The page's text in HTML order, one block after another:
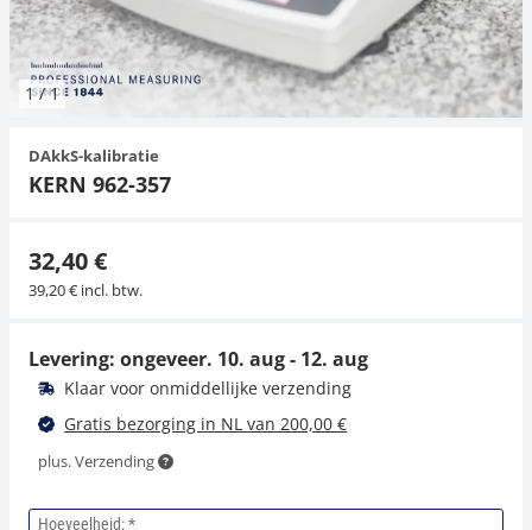
1/1
DAkkS-kalibratie
KERN 962-357
32,40 €
39,20 € incl. btw.
Levering: ongeveer. 10. aug - 12. aug
Klaar voor onmiddellijke verzending
Gratis bezorging in NL van 200,00 €
plus. Verzending
Hoeveelheid:
Hangende weegschalen
Orgelschalen
Spannings- en compressiebelastingcellen
Videomicroscopen
Toepassingen voor experts
Suiker
Newton-gewichten
Geluidsniveaumeter
Overig